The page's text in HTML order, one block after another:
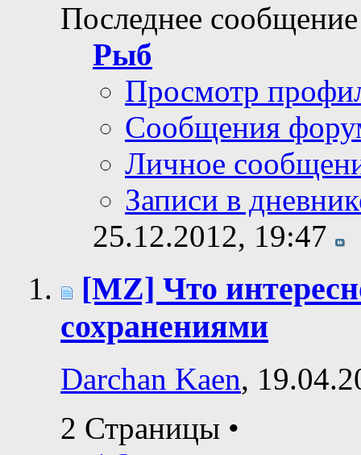
Последнее
Рыб
Просмотр
Сообщения
Личное
Записи в
25.12.2012, 19:47
[MZ] Что
сохранениями
Darchan Kaen,
2 Страницы •